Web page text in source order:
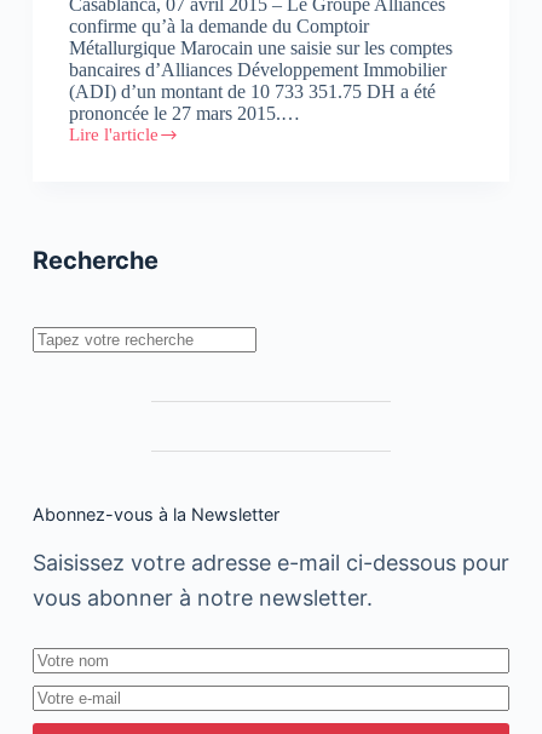
Casablanca, 07 avril 2015 – Le Groupe Alliances
confirme qu’à la demande du Comptoir
Métallurgique Marocain une saisie sur les comptes
bancaires d’Alliances Développement Immobilier
(ADI) d’un montant de 10 733 351.75 DH a été
prononcée le 27 mars 2015.…
Lire l'article
Communiqué
Alliances
Recherche
Rechercher
Abonnez-vous à la Newsletter
Saisissez votre adresse e-mail ci-dessous pour
vous abonner à notre newsletter.